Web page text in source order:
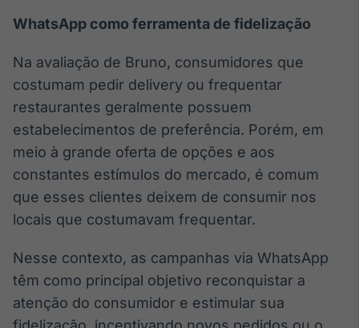
Em breve
Gestão de
Investimentos
Em breve
Tokenização
de ativos
WhatsApp como ferramenta de fidelização
Na avaliação de Bruno, consumidores que
costumam pedir delivery ou frequentar
restaurantes geralmente possuem
estabelecimentos de preferência. Porém, em
meio à grande oferta de opções e aos
constantes estímulos do mercado, é comum
que esses clientes deixem de consumir nos
locais que costumavam frequentar.
Nesse contexto, as campanhas via WhatsApp
têm como principal objetivo reconquistar a
atenção do consumidor e estimular sua